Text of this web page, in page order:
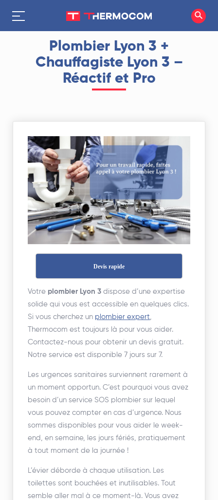
Plombier Lyon 3 +
Chauffagiste Lyon 3 –
Réactif et Pro
Devis rapide
Votre plombier Lyon 3 dispose d’une expertise
solide qui vous est accessible en quelques clics.
Si vous cherchez un plombier expert
Thermocom est toujours là pour vous aider.
Contactez-nous pour obtenir un devis gratuit.
Notre service est disponible 7 jours sur 7.
Les urgences sanitaires surviennent rarement à
un moment opportun. C’est pourquoi vous avez
besoin d’un service SOS plombier sur lequel
vous pouvez compter en cas d’urgence. Nous
sommes disponibles pour vous aider le week-
end, en semaine, les jours fériés, pratiquement
à tout moment de la journée !
L’évier déborde à chaque utilisation. Les
toilettes sont bouchées et inutilisables. Tout
semble aller mal à ce moment-là. Vous avez